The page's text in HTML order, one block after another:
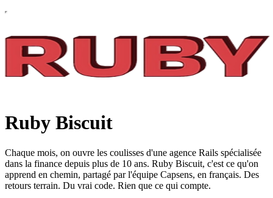
Ruby Biscuit
Chaque mois, on ouvre les coulisses d'une agence Rails spécialisée
dans la finance depuis plus de 10 ans. Ruby Biscuit, c'est ce qu'on
apprend en chemin, partagé par l'équipe Capsens, en français. Des
retours terrain. Du vrai code. Rien que ce qui compte.